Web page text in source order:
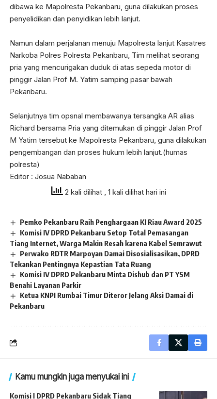
dibawa ke Mapolresta Pekanbaru, guna dilakukan proses
penyelidikan dan penyidikan lebih lanjut.
Namun dalam perjalanan menuju Mapolresta lanjut Kasatres
Narkoba Polres Polresta Pekanbaru, Tim melihat seorang
pria yang mencurigakan duduk di atas sepeda motor di
pinggir Jalan Prof M. Yatim samping pasar bawah
Pekanbaru.
Selanjutnya tim opsnal membawanya tersangka AR alias
Richard bersama Pria yang ditemukan di pinggir Jalan Prof
M Yatim tersebut ke Mapolresta Pekanbaru, guna dilakukan
pengembangan dan proses hukum lebih lanjut.(humas
polresta)
Editor : Josua Nababan
2 kali dilihat
, 1 kali dilihat hari ini
Pemko Pekanbaru Raih Penghargaan KI Riau Award 2025
Komisi IV DPRD Pekanbaru Setop Total Pemasangan
Tiang Internet, Warga Makin Resah karena Kabel Semrawut
Perwako RDTR Marpoyan Damai Disosialisasikan, DPRD
Tekankan Pentingnya Kepastian Tata Ruang
Komisi IV DPRD Pekanbaru Minta Dishub dan PT YSM
Benahi Layanan Parkir
Ketua KNPI Rumbai Timur Diteror Jelang Aksi Damai di
Pekanbaru
Kamu mungkin juga menyukai ini
Komisi I DPRD Pekanbaru Sidak Tiang